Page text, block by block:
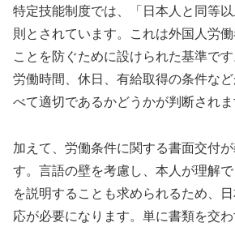
特定技能制度では、「日本人と同等
則とされています。これは外国人労
ことを防ぐために設けられた基準で
労働時間、休日、有給取得の条件な
べて適切であるかどうかが判断されま
加えて、労働条件に関する書面交付
す。言語の壁を考慮し、本人が理解
を説明することも求められるため、
応が必要になります。単に書類を交